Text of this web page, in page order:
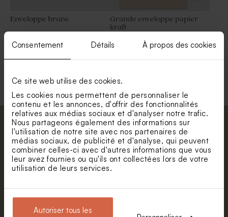
Consentement Détails À propos des cookies
Ce site web utilise des cookies.
Les cookies nous permettent de personnaliser le
contenu et les annonces, d'offrir des fonctionnalités
relatives aux médias sociaux et d'analyser notre trafic.
Nous partageons également des informations sur
l'utilisation de notre site avec nos partenaires de
médias sociaux, de publicité et d'analyse, qui peuvent
combiner celles-ci avec d'autres informations que vous
leur avez fournies ou qu'ils ont collectées lors de votre
utilisation de leurs services.
Autoriser tous les
Enveloppe brune
Grande enveloppe papier
kraft
Abonnez-vous à la newsletter et restez
informé. Petite surprise : bénéficiez de 5%
de réduction.
Prénom
E-mail